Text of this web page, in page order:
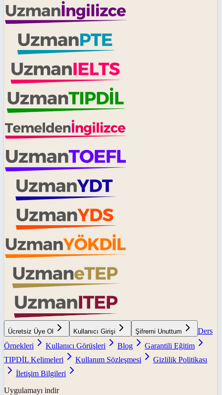
Ücretsiz Üye Ol Kullanıcı Girişi Şifremi Unuttum
Ders
Örnekleri
Kullanıcı Görüşleri Blog
Garantili Eğitim
TIPDİL Kelimeleri
Kullanım Sözleşmesi
Gizlilik Politikası
İletişim Bilgileri
Uygulamayı indir